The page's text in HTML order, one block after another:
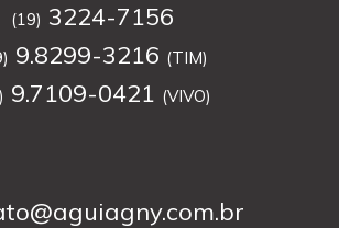
(19) 3224-7156
9.8299-3216 (TIM)
9.7109-0421 (VIVO)